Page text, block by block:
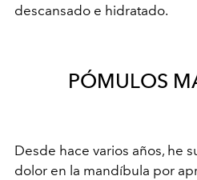
descansado e hidratado.
PÓMULOS
Desde hace varios años, he
dolor en la mandíbula por